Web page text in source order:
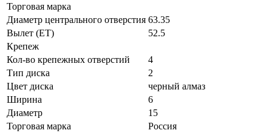
Торговая марка
Диаметр центрального отверстия 63.35
Вылет (ET)
52.5
Крепеж
Кол-во крепежных отверстий
4
Тип диска
2
Цвет диска
черный алмаз
Ширина
6
Диаметр
15
Торговая марка
Россия